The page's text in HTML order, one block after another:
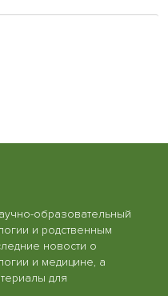
образовательный
и родственным
новости о
и медицине, а
для